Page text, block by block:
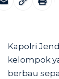
Kapolri
kelompok
berbau